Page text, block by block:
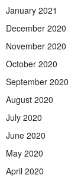
January 2021
December 2020
November 2020
October 2020
September 2020
August 2020
July 2020
June 2020
May 2020
April 2020